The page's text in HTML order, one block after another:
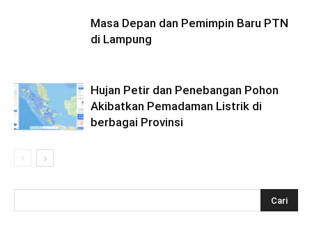
Masa Depan dan Pemimpin Baru PTN
di Lampung
Hujan Petir dan Penebangan Pohon
Akibatkan Pemadaman Listrik di
berbagai Provinsi